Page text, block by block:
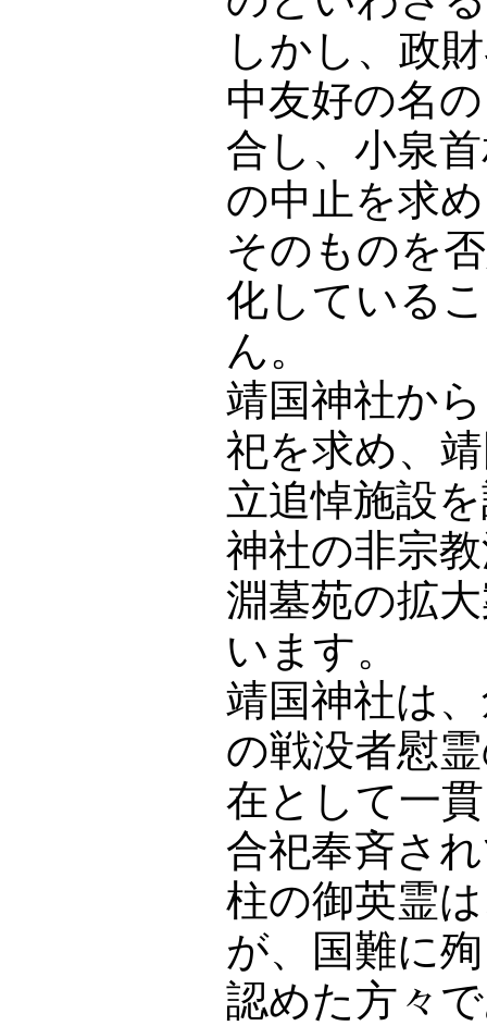
しかし、政
中友好の名
合し、小泉
の中止を求
そのものを
化している
ん。
靖国神社か
祀を求め、
立追悼施設
神社の非宗
淵墓苑の拡
います。
靖国神社は
の戦没者慰
在として一
合祀奉斉さ
柱の御英霊
が、国難に
認めた方々